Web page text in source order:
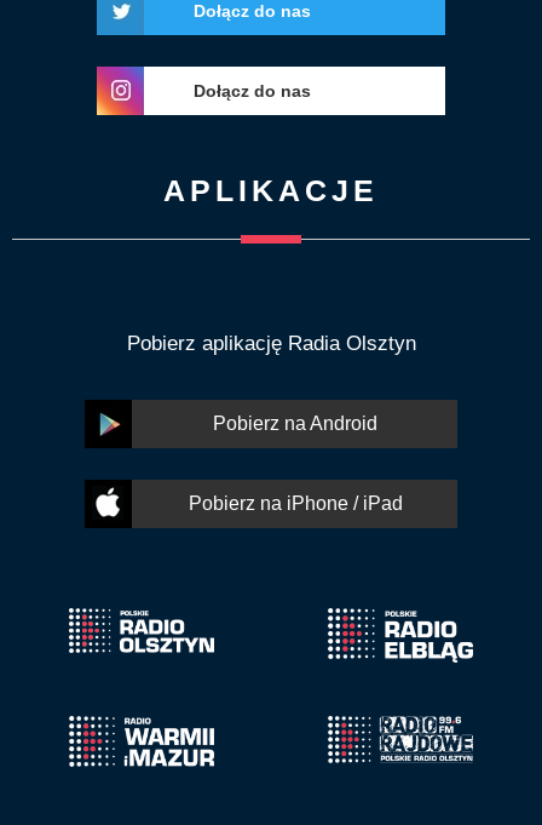
Dołącz do nas
Dołącz do nas
APLIKACJE
Pobierz aplikację Radia Olsztyn
Pobierz na Android
Pobierz na iPhone / iPad